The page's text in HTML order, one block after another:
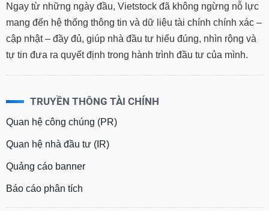
Ngay từ những ngày đầu, Vietstock đã không ngừng nỗ lực
mang đến hệ thống thông tin và dữ liệu tài chính chính xác –
cập nhật – đầy đủ, giúp nhà đầu tư hiểu đúng, nhìn rộng và
tự tin đưa ra quyết định trong hành trình đầu tư của mình.
TRUYỀN THÔNG TÀI CHÍNH
Quan hệ công chúng (PR)
Quan hệ nhà đầu tư (IR)
Quảng cáo banner
Báo cáo phân tích